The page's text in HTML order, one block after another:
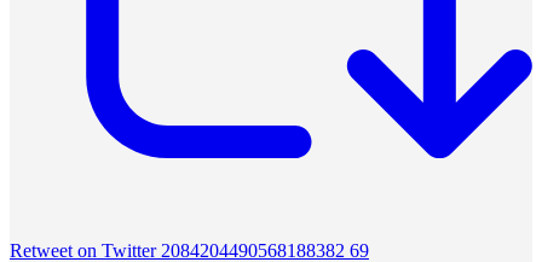
Retweet on Twitter 2084204490568188382 69